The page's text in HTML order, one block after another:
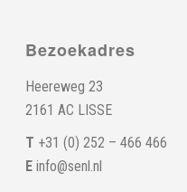
Bezoekadres
Heereweg 23
2161 AC LISSE
T +31 (0) 252 – 466 466
E info@senl.nl